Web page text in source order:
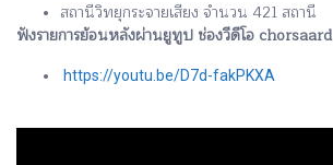
สถานีวิทยุกระจายเสียง จำนวน 421 สถานี
ฟังรายการย้อนหลังผ่านยูทูป ช่องวีดีโอ chorsaard
https://youtu.be/D7d-fakPKXA